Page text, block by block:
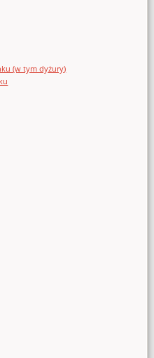
(w tym dyżury)